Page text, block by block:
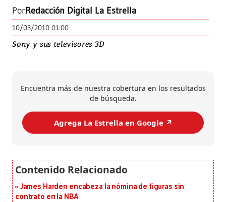
PorRedacción Digital La Estrella
10/03/2010 01:00
Sony y sus televisores 3D
Encuentra más de nuestra cobertura en los resultados
de búsqueda.
Agrega La Estrella en Google ↗️
James Harden encabeza la nómina de figuras sin
contrato en la NBA